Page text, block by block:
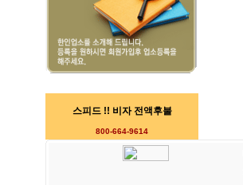
스피드 !! 비자 전액후불
800-664-9614